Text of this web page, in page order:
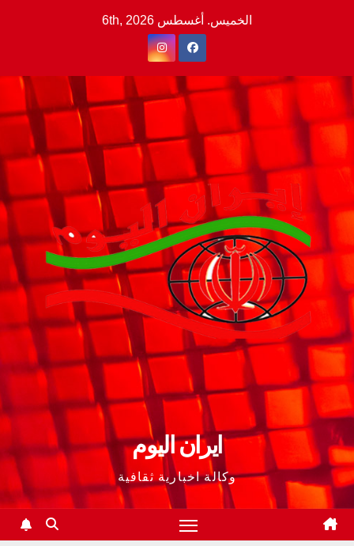
الخميس. أغسطس 6th, 2026
ايران اليوم
وكالة اخبارية ثقافية